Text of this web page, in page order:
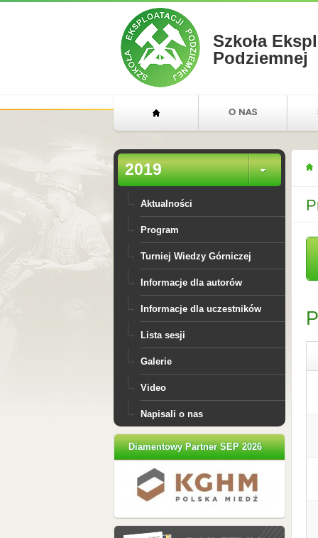
Szkoła
Podziemnej
2019
Aktualności
Program
Turniej Wiedzy Górniczej
Informacje dla autorów
Informacje dla uczestników
Lista sesji
Galerie
Video
Napisali o nas
Diamentowy Partner SEP 2026